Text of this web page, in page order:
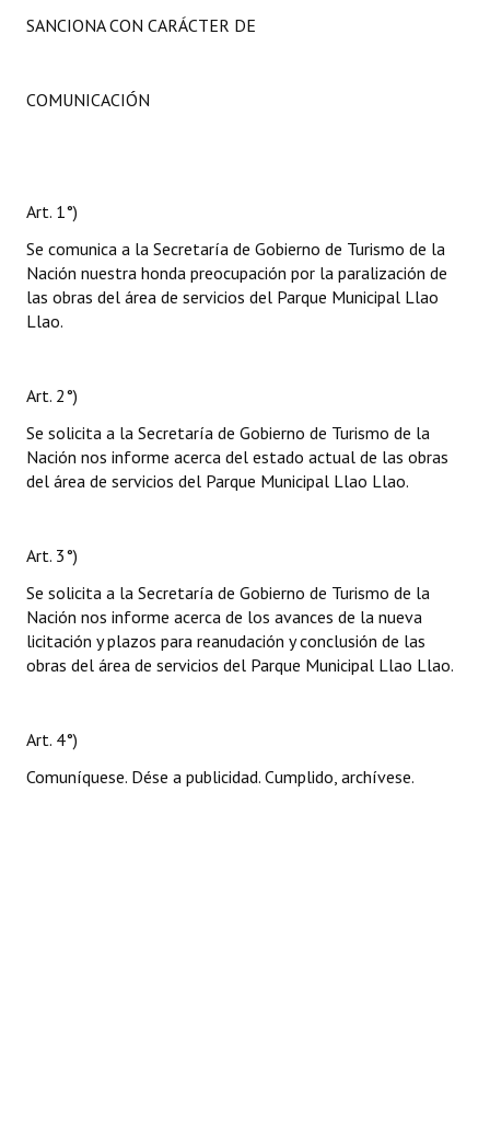
SANCIONA CON CARÁCTER DE
COMUNICACIÓN
Art. 1°)
Se comunica a la Secretaría de Gobierno de Turismo de la
Nación nuestra honda preocupación por la paralización de
las obras del área de servicios del Parque Municipal Llao
Llao.
Art. 2°)
Se solicita a la Secretaría de Gobierno de Turismo de la
Nación nos informe acerca del estado actual de las obras
del área de servicios del Parque Municipal Llao Llao.
Art. 3°)
Se solicita a la Secretaría de Gobierno de Turismo de la
Nación nos informe acerca de los avances de la nueva
licitación y plazos para reanudación y conclusión de las
obras del área de servicios del Parque Municipal Llao Llao.
Art. 4°)
Comuníquese. Dése a publicidad. Cumplido, archívese.